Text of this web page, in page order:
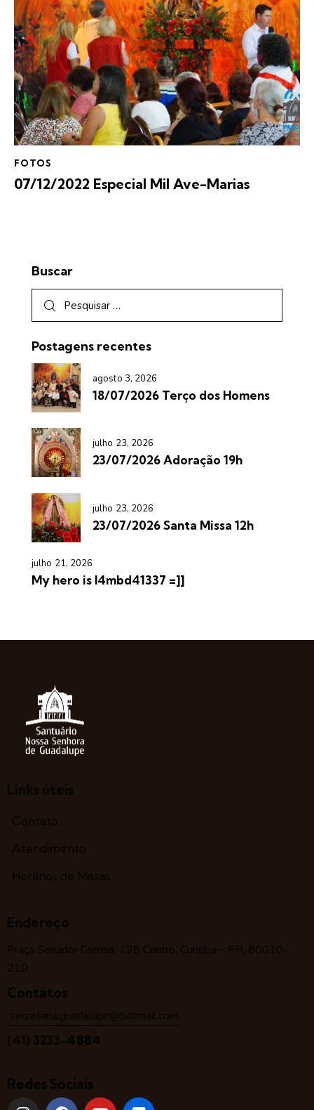
FOTOS
07/12/2022 Especial Mil Ave-Marias
Buscar
Postagens recentes
agosto 3, 2026
18/07/2026 Terço dos Homens
julho 23, 2026
23/07/2026 Adoração 19h
julho 23, 2026
23/07/2026 Santa Missa 12h
julho 21, 2026
My hero is l4mbd41337 =]]
Links úteis
Contato
Atendimento
Horários de Missas
Endereço
Praça Senador Correia, 128 Centro, Curitiba – PR, 80010-
210
Contatos
secretaria.guadalupe@hotmail.com
(41) 3233-4884
Redes Sociais